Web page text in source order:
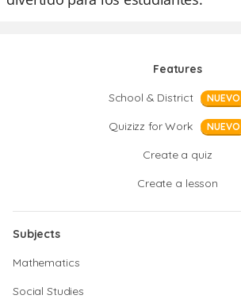
Features
School & District
NUEVO
Quizizz for Work NUEVO
Create a quiz
Create a lesson
Subjects
Mathematics
Social Studies